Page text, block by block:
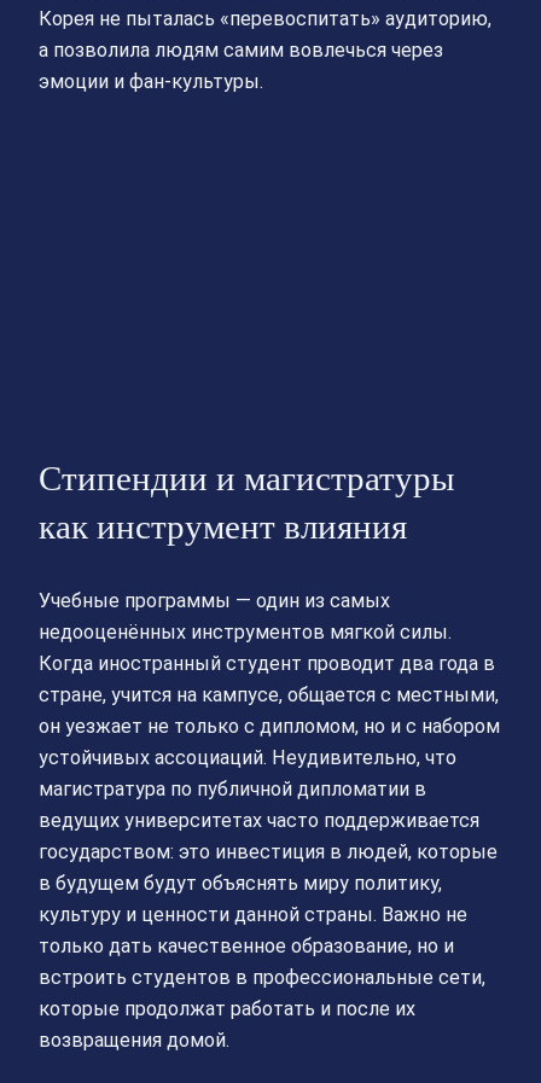
Корея не пыталась «перевоспитать» аудиторию,
а позволила людям самим вовлечься через
эмоции и фан-культуры.
Стипендии и магистратуры
как инструмент влияния
Учебные программы — один из самых
недооценённых инструментов мягкой силы.
Когда иностранный студент проводит два года в
стране, учится на кампусе, общается с местными,
он уезжает не только с дипломом, но и с набором
устойчивых ассоциаций. Неудивительно, что
магистратура по публичной дипломатии в
ведущих университетах часто поддерживается
государством: это инвестиция в людей, которые
в будущем будут объяснять миру политику,
культуру и ценности данной страны. Важно не
только дать качественное образование, но и
встроить студентов в профессиональные сети,
которые продолжат работать и после их
возвращения домой.